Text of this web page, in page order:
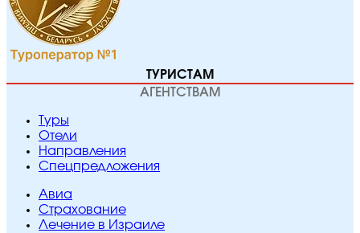
ТУРИСТАМ
АГЕНТСТВАМ
Туры
Отели
Направления
Спецпредложения
Авиа
Страхование
Лечение в Израиле